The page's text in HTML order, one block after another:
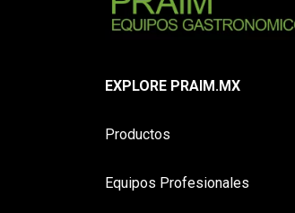
EXPLORE PRAIM.MX
Productos
Equipos Profesionales